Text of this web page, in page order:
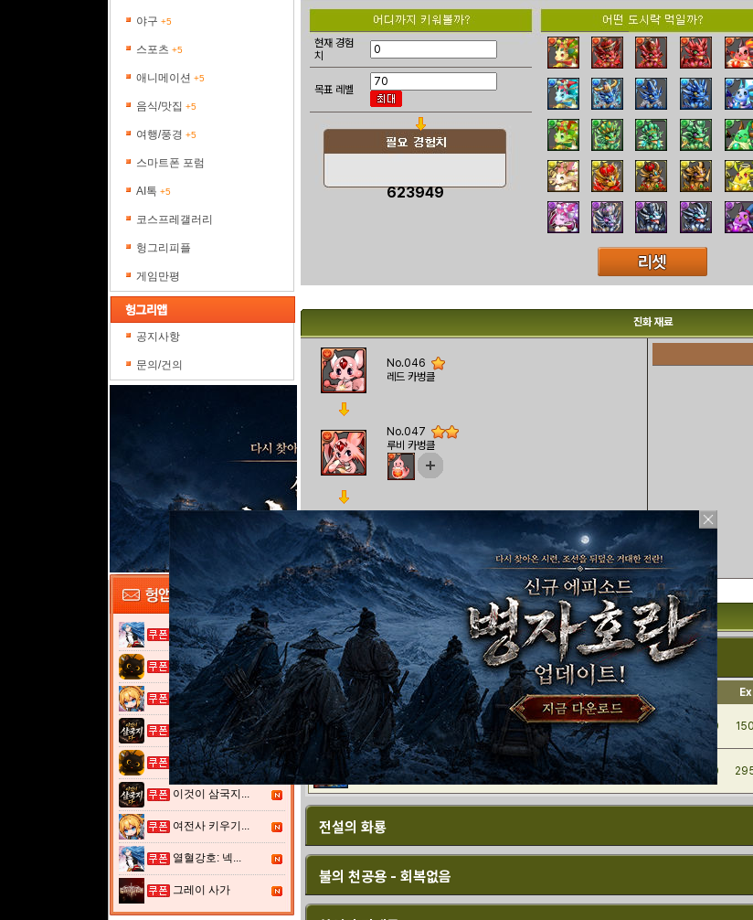
야구 +5
스포츠 +5
애니메이션 +5
음식/맛집 +5
여행/풍경 +5
스마트폰 포럼
AI톡 +5
코스프레갤러리
헝그리피플
게임만평
공지사항
문의/건의
열혈강호: 넥...
고양이 낚시터...
여전사 키우기...
이것이 삼국지...
고양이 낚시터...
이것이 삼국지...
여전사 키우기...
열혈강호: 넥...
그레이 사가
현재 경험
치
목표 레벨
623949
진화 재료
No.046
레드 카벙클
No.047
루비 카벙클
화성의 빛 카벙클
몬스터 획득 가능 던전
붉은 해적용
던전 이름 몬스터 속성 STA BTL Coin
붉은 해저 동굴 (중급) 15 2700
붉은 해저 동굴 (상급) 25 5750
전설의 화룡
불의 천공용 - 회복없음